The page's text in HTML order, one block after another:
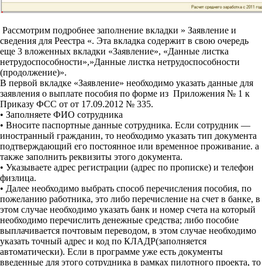
Рассмотрим подробнее заполнение вкладки » Заявление и
сведения для Реестра «. Эта вкладка содержит в свою очередь
еще 3 вложенных вкладки «Заявление», «Данные листка
нетрудоспособности»,»Данные листка нетрудоспособности
(продолжение)».
В первой вкладке «Заявление» необходимо указать данные для
заявления о выплате пособия по форме из Приложения № 1 к
Приказу ФСС от от 17.09.2012 № 335.
• Заполняете ФИО сотрудника
• Вносите паспортные данные сотрудника. Если сотрудник —
иностранный гражданин, то необходимо указать тип документа
подтверждающий его постоянное или временное проживание. а
также заполнить реквизиты этого документа.
• Указываете адрес регистрации (адрес по прописке) и телефон
физлица.
• Далее необходимо выбрать способ перечисления пособия, по
пожеланию работника, это либо перечисление на счет в банке, в
этом случае необходимо указать банк и номер счета на который
необходимо перечислить денежные средства; либо пособие
выплачивается почтовым переводом, в этом случае необходимо
указать точный адрес и код по КЛАДР(заполняется
автоматически). Если в программе уже есть документы
введенные для этого сотрудника в рамках пилотного проекта, то